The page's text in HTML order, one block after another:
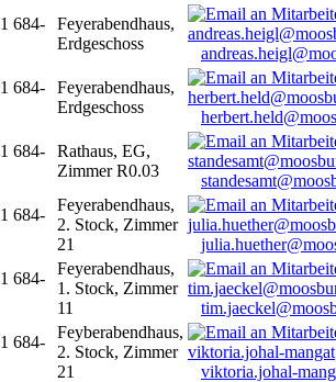
684-
Feyerabendhaus,
Erdgeschoss
684-
Feyerabendhaus,
Erdgeschoss
684-
Rathaus, EG,
Zimmer R0.03
684-
Feyerabendhaus,
2. Stock, Zimmer
21
684-
Feyerabendhaus,
1. Stock, Zimmer
11
684-
Feyberabendhaus,
2. Stock, Zimmer
21
viktoria.johal-